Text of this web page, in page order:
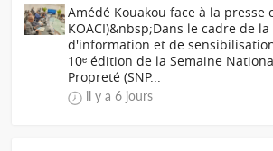
Amédé Kouakou face à la presse
KOACI)&nbsp;Dans le cadre de
d'information et de
10ᵉ édition de la Semaine
Propreté (SNP...
il y a 6 jours